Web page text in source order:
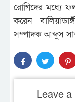
রোগিদের মধ্যে
করেন
সম্পাদক আব্দুস
Leave a